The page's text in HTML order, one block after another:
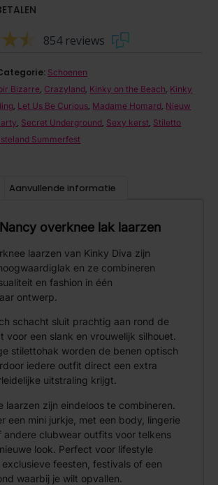
854 reviews
Schoenen
Bizarre, Crazyland, Kinky on the Beach, Kinky
, Let Us Be Curious, Madame Homard, Nieuw
, Secret Underground, Sexy kerst, Stiletto
Summerfest
Aanvullende informatie
overknee lak laarzen
laarzen van Kinky Diva zijn
en ze combineren
en fashion in één
ontwerp.
schacht sluit prachtig aan rond de
voor een slank en vrouwelijk silhouet.
stilettohak worden de benen optisch
iedere outfit direct een extra
uitstraling krijgt.
laarzen zijn eindeloos te combineren.
een mini jurkje, met een body, lingerie
andere clubwear outfits voor telkens
look. Perfect voor lifestyle
feesten, festivals of een
waarbij je wilt opvallen.